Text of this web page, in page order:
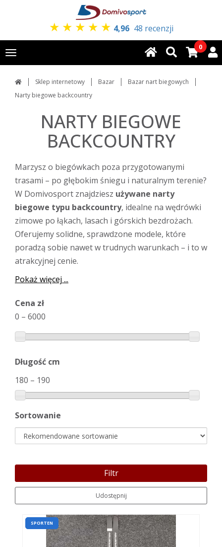
★ ★ ★ ★ ★ 4,96 48 recenzji
Toggle
navigation
0
Sklep internetowy Bazar
Bazar nart biegowych
Narty biegowe backcountry
NARTY BIEGOWE
BACKCOUNTRY
Marzysz o biegówkach poza przygotowanymi
trasami – po głębokim śniegu i naturalnym terenie?
W Domivosport znajdziesz używane narty
biegowe typu backcountry, idealne na wędrówki
zimowe po łąkach, lasach i górskich bezdrożach.
Oferujemy solidne, sprawdzone modele, które
poradzą sobie nawet w trudnych warunkach – i to w
atrakcyjnej cenie.
Pokaż więcej ...
Cena zł
0 – 6000
Długość cm
180 – 190
Sortowanie
Filtr
Udostępnij
SPORTEN